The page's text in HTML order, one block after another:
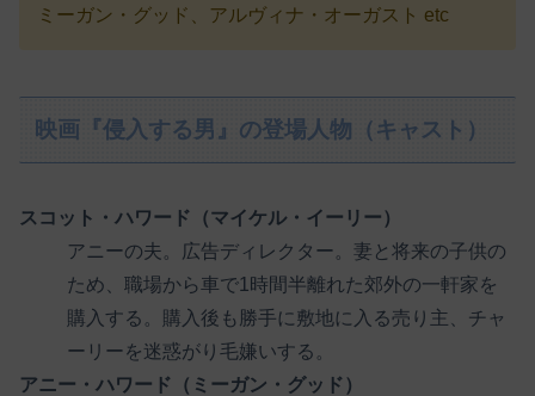
ミーガン・グッド、アルヴィナ・オーガスト etc
映画『侵入する男』の登場人物（キャスト）
スコット・ハワード（マイケル・イーリー）
アニーの夫。広告ディレクター。妻と将来の子供の
ため、職場から車で1時間半離れた郊外の一軒家を
購入する。購入後も勝手に敷地に入る売り主、チャ
ーリーを迷惑がり毛嫌いする。
アニー・ハワード（ミーガン・グッド）